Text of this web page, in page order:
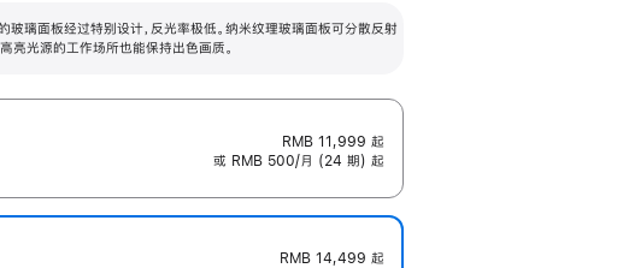
。
玻璃面板经过特别设计，反光率极低。纳米纹理玻璃面板可分散反射
亮光源的工作场所也能保持出色画质。
RMB 11,999 起
或 RMB 500/月 (24 期) 起
RMB 14,499 起